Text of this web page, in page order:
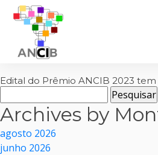
Edital do Prêmio ANCIB 2023
por:
Archives by
agosto 2026
junho 2026